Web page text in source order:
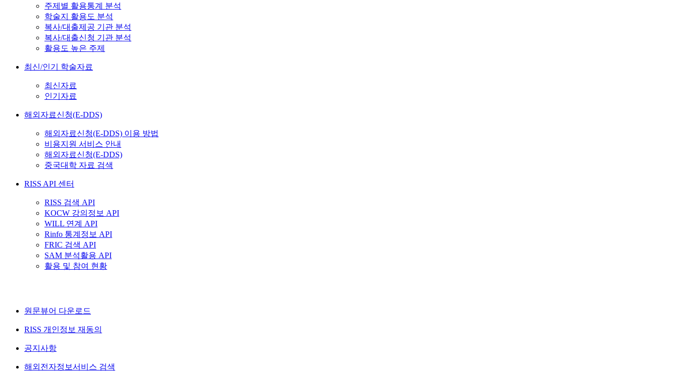
주제별 활용통계 분석
학술지 활용도 분석
복사/대출제공 기관 분석
복사/대출신청 기관 분석
활용도 높은 주제
최신/인기 학술자료
최신자료
인기자료
해외자료신청(E-DDS)
해외자료신청(E-DDS) 이용 방법
비용지원 서비스 안내
해외자료신청(E-DDS)
중국대학 자료 검색
RISS API 센터
RISS 검색 API
KOCW 강의정보 API
WILL 연계 API
Rinfo 통계정보 API
FRIC 검색 API
SAM 분석활용 API
활용 및 참여 현황
원문뷰어 다운로드
RISS 개인정보 재동의
공지사항
해외전자정보서비스 검색